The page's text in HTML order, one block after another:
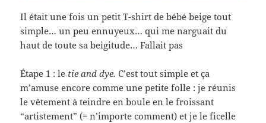
Il était une fois un petit T-shirt de bébé beige tout
simple… un peu ennuyeux… qui me narguait du
haut de toute sa beigitude… Fallait pas
Étape 1 : le tie and dye.C’est tout simple et ça
m’amuse encore comme une petite folle : je réunis
le vêtement à teindre en boule en le froissant
“artistement” (= n’importe comment) et je le ficelle